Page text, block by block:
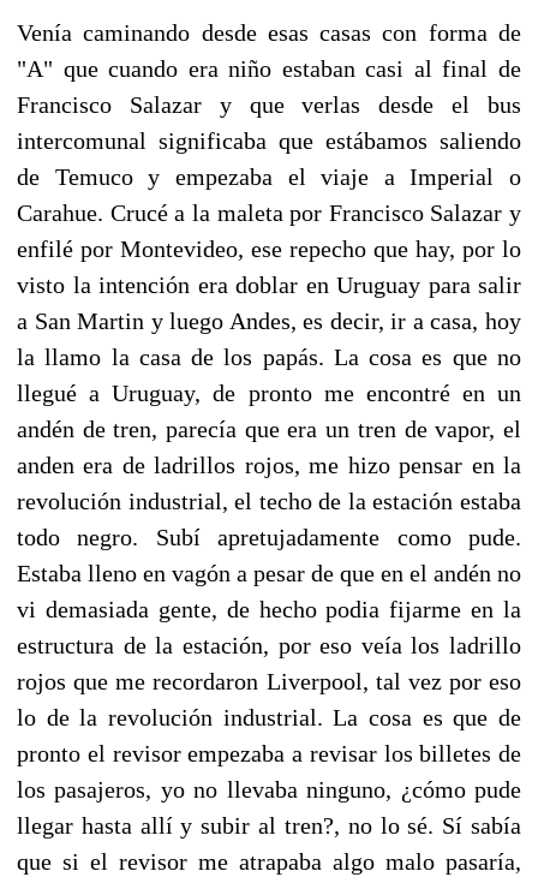
Venía caminando desde esas casas con forma de
"A" que cuando era niño estaban casi al final de
Francisco Salazar y que verlas desde el bus
intercomunal significaba que estábamos saliendo
de Temuco y empezaba el viaje a Imperial o
Carahue. Crucé a la maleta por Francisco Salazar y
enfilé por Montevideo, ese repecho que hay, por lo
visto la intención era doblar en Uruguay para salir
a San Martin y luego Andes, es decir, ir a casa, hoy
la llamo la casa de los papás. La cosa es que no
llegué a Uruguay, de pronto me encontré en un
andén de tren, parecía que era un tren de vapor, el
anden era de ladrillos rojos, me hizo pensar en la
revolución industrial, el techo de la estación estaba
todo negro. Subí apretujadamente como pude.
Estaba lleno en vagón a pesar de que en el andén no
vi demasiada gente, de hecho podia fijarme en la
estructura de la estación, por eso veía los ladrillo
rojos que me recordaron Liverpool, tal vez por eso
lo de la revolución industrial. La cosa es que de
pronto el revisor empezaba a revisar los billetes de
los pasajeros, yo no llevaba ninguno, ¿cómo pude
llegar hasta allí y subir al tren?, no lo sé. Sí sabía
que si el revisor me atrapaba algo malo pasaría,